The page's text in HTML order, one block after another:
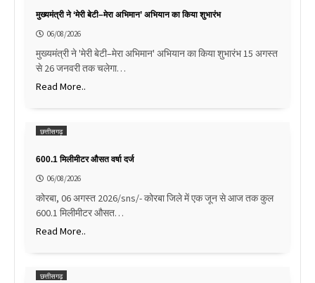
मुख्यमंत्री ने ‘मेरी बेटी–मेरा अभिमान’ अभियान का किया शुभारंभ
06/08/2026
मुख्यमंत्री ने 'मेरी बेटी–मेरा अभिमान' अभियान का किया शुभारंभ 15 अगस्त
से 26 जनवरी तक चलेगा…
Read More..
छत्तीसगढ़
600.1 मिलीमीटर औसत वर्षा दर्ज
06/08/2026
कोरबा, 06 अगस्त 2026/sns/- कोरबा जिले में एक जून से आज तक कुल
600.1 मिलीमीटर औसत…
Read More..
छत्तीसगढ़